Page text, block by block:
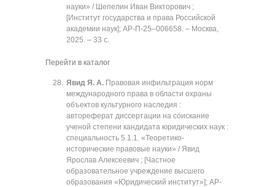
науки» / Шепелин Иван Викторович ;
[Институт государства и права Российской
академии наук]; АР-П-25‒006658. ‒ Москва,
2025. ‒ 33 с.
Перейти в каталог
Явид Я. А. Правовая инфильтрация норм
международного права в области охраны
объектов культурного наследия :
автореферат диссертации на соискание
ученой степени кандидата юридических наук :
специальность 5.1.1. «Теоретико-
исторические правовые науки» / Явид
Ярослав Алексеевич ; [Частное
образовательное учреждение высшего
образования «Юридический институт»]; АР-